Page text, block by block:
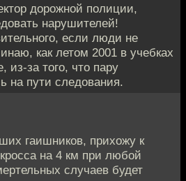
дорожной полиции,
нарушителей!
если люди не
как летом 2001 в учебках
из-за того, что пару
на пути следования.
гаишников, прихожу к
на 4 км при любой
случаев будет